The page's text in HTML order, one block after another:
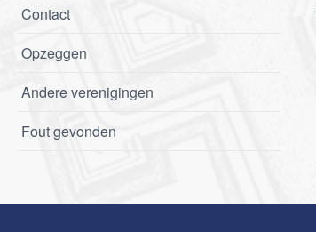
Contact
Opzeggen
Andere verenigingen
Fout gevonden